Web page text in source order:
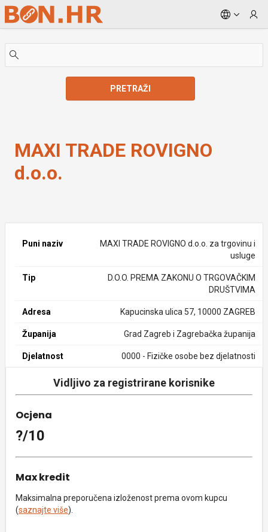
Skip to Main Content
PRETRAŽI
MAXI TRADE ROVIGNO
d.o.o.
Puni naziv
MAXI TRADE ROVIGNO d.o.o. za trgovinu i
usluge
Tip
D.O.O. PREMA ZAKONU O TRGOVAČKIM
DRUŠTVIMA
Adresa Kapucinska ulica 57, 10000 ZAGREB
Županija Grad Zagreb i Zagrebačka županija
Djelatnost 0000 - Fizičke osobe bez djelatnosti
Vidljivo za registrirane korisnike
Ocjena
?/10
Max kredit
Maksimalna preporučena izloženost prema ovom kupcu
(saznajte više).